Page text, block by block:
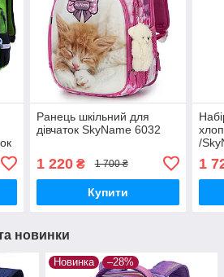
Ранець шкільний для
дівчаток SkyName 6032
1 220₴ 1 700 ₴
Купити
/
1
новинки
Новинка –28%